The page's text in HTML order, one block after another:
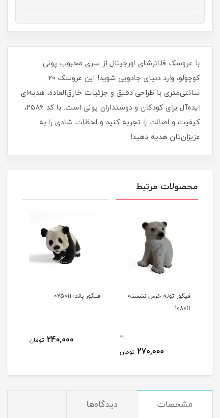
با عروسک فلاترشای اورجینال از سری محبوب پونی
کوچولو، وارد دنیای جادویی شوید! این عروسک 20
سانتی‌متری با طراحی دقیق و جزئیات خارق‌العاده، هدیه‌ای
ایده‌آل برای کودکان و دوستداران پونی است. با کد 2586،
کیفیت و اصالت را تجربه کنید و لحظات شادی را به
عزیزان‌تان هدیه دهید!
محصولات مرتبط
فیگور توله خرس نشسته
108011
0
270,000 تومان
فیگور پاندا 025011
240,000 تومان
مشخصات دیدگاه‌ها